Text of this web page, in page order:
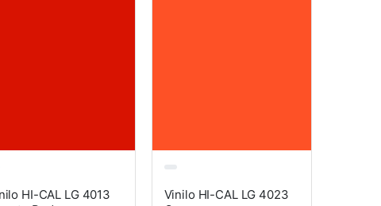
HI-CAL LG 4013
Vinilo HI-CAL LG 4023